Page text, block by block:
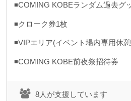
◾️COMING KOBEランダム過去グ
◾️クローク券1枚
◾️VIPエリア(イベント場内専用休
◾️COMING KOBE前夜祭招待券
8人が支援しています